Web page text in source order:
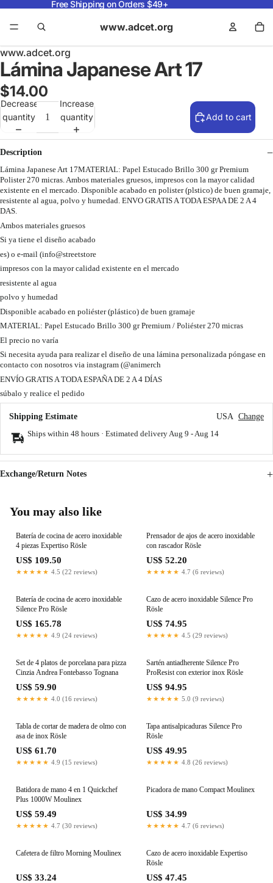
Free Shipping on Orders $49+
www.adcet.org
www.adcet.org
Lámina Japanese Art 17
$14.00
Decrease
quantity
Increase
quantity
Add to cart
Description
Lámina Japanese Art 17MATERIAL: Papel Estucado Brillo 300 gr Premium
Polister 270 micras. Ambos materiales gruesos, impresos con la mayor calidad
existente en el mercado. Disponible acabado en polister (plstico) de buen gramaje,
resistente al agua, polvo y humedad. ENVO GRATIS A TODA ESPAA DE 2 A 4
DAS.
Ambos materiales gruesos
Si ya tiene el diseño acabado
es) o e-mail (info@streetstore
impresos con la mayor calidad existente en el mercado
resistente al agua
polvo y humedad
Disponible acabado en poliéster (plástico) de buen gramaje
MATERIAL: Papel Estucado Brillo 300 gr Premium / Poliéster 270 micras
El precio no varía
Si necesita ayuda para realizar el diseño de una lámina personalizada póngase en
contacto con nosotros via instagram (@animerch
ENVÍO GRATIS A TODA ESPAÑA DE 2 A 4 DÍAS
súbalo y realice el pedido
Shipping Estimate USA Change
Ships within 48 hours · Estimated delivery Aug 9 - Aug 14
Exchange/Return Notes
You may also like
Batería de cocina de acero inoxidable
4 piezas Expertiso Rösle
US$ 109.50
★★★★★ 4.5 (22 reviews)
Prensador de ajos de acero inoxidable
con rascador Rösle
US$ 52.20
★★★★★ 4.7 (6 reviews)
Batería de cocina de acero inoxidable
Silence Pro Rösle
US$ 165.78
★★★★★ 4.9 (24 reviews)
Cazo de acero inoxidable Silence Pro
Rösle
US$ 74.95
★★★★★ 4.5 (29 reviews)
Set de 4 platos de porcelana para pizza
Cinzia Andrea Fontebasso Tognana
US$ 59.90
★★★★★ 4.0 (16 reviews)
Sartén antiadherente Silence Pro
ProResist con exterior inox Rösle
US$ 94.95
★★★★★ 5.0 (9 reviews)
Tabla de cortar de madera de olmo con
asa de inox Rösle
US$ 61.70
★★★★★ 4.9 (15 reviews)
Tapa antisalpicaduras Silence Pro
Rösle
US$ 49.95
★★★★★ 4.8 (26 reviews)
Batidora de mano 4 en 1 Quickchef
Plus 1000W Moulinex
US$ 59.49
★★★★★ 4.7 (30 reviews)
Picadora de mano Compact Moulinex
US$ 34.99
★★★★★ 4.7 (6 reviews)
Cafetera de filtro Morning Moulinex
US$ 33.24
Cazo de acero inoxidable Expertiso
Rösle
US$ 47.45